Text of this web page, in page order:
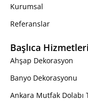
Kurumsal
Referanslar
Başlıca
Ahşap Dekorasyon
Banyo Dekorasyonu
Ankara Mutfak Dolabı